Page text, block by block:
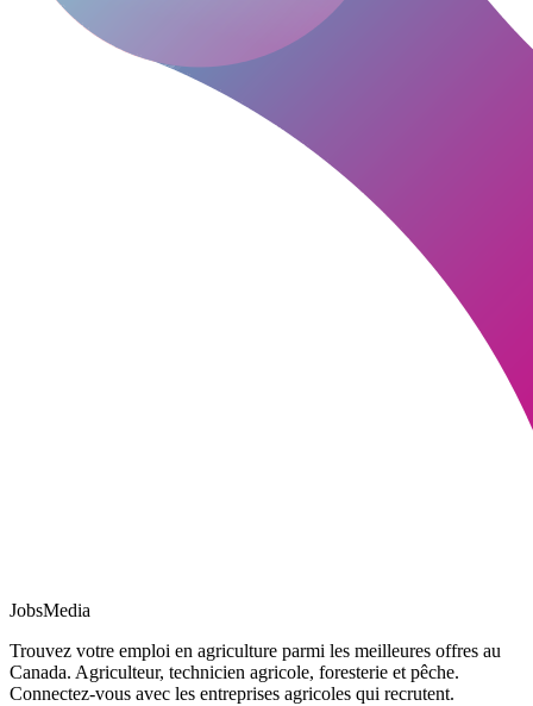
JobsMedia
Trouvez votre emploi en agriculture parmi les meilleures offres au
Canada. Agriculteur, technicien agricole, foresterie et pêche.
Connectez-vous avec les entreprises agricoles qui recrutent.